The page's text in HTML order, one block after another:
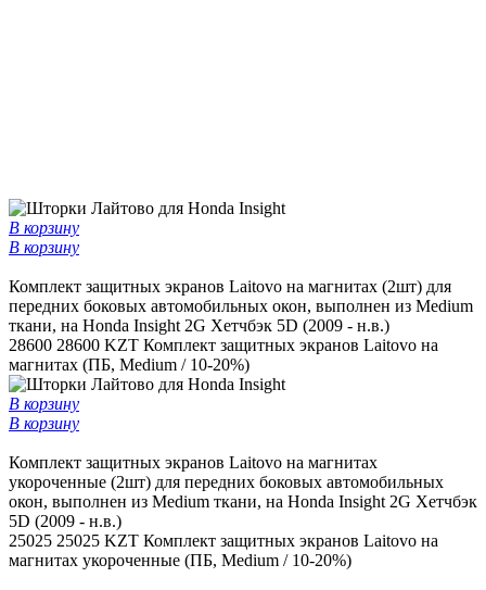
В корзину
В корзину
Комплект защитных экранов Laitovo на магнитах (2шт) для
передних боковых автомобильных окон, выполнен из Medium
ткани, на Honda Insight 2G Хетчбэк 5D (2009 - н.в.)
28600 28600 KZT Комплект защитных экранов Laitovo на
магнитах (ПБ, Medium / 10-20%)
В корзину
В корзину
Комплект защитных экранов Laitovo на магнитах
укороченные (2шт) для передних боковых автомобильных
окон, выполнен из Medium ткани, на Honda Insight 2G Хетчбэк
5D (2009 - н.в.)
25025 25025 KZT Комплект защитных экранов Laitovo на
магнитах укороченные (ПБ, Medium / 10-20%)